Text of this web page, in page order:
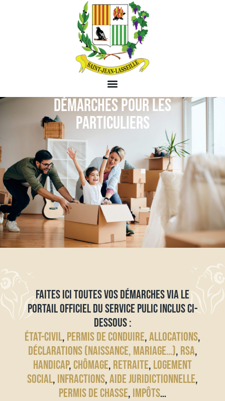
DÉMARCHES POUR LES
PARTICULIERS
FAITES ICI TOUTES VOS DÉMARCHES VIA LE
PORTAIL OFFICIEL DU SERVICE PULIC INCLUS CI-
DESSOUS :
ÉTAT-CIVIL, PERMIS DE CONDUIRE,ALLOCATIONS,
DÉCLARATIONS (NAISSANCE, MARIAGE…), RSA,
HANDICAP, CHÔMAGE, RETRAITE, LOGEMENT
SOCIAL, INFRACTIONS,AIDE JURIDICTIONNELLE,
PERMIS DE CHASSE, IMPÔTS…